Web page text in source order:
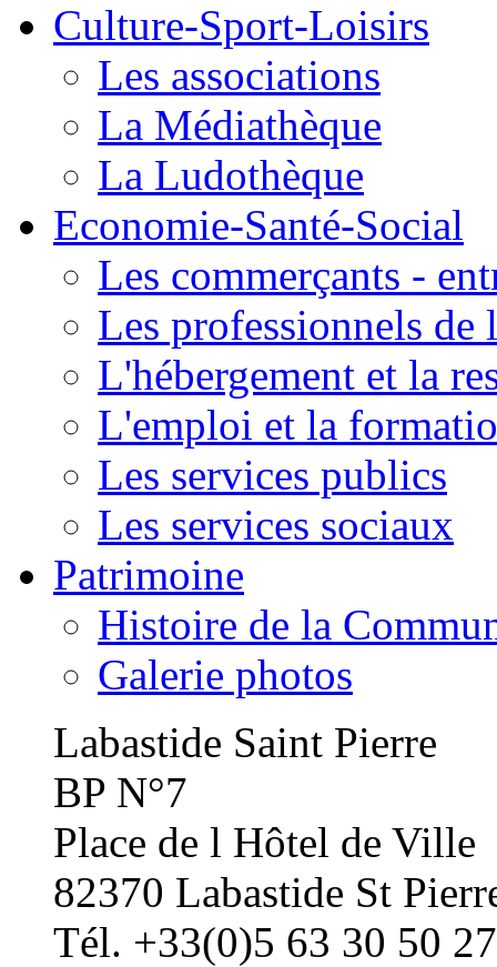
Culture-Sport-Loisirs
Les associations
La Médiathèque
La Ludothèque
Economie-Santé-Social
Les commerçants -
Les professionnels de
L'hébergement et la
L'emploi et la
Les services publics
Les services sociaux
Patrimoine
Histoire de la
Galerie photos
Labastide Saint Pierre
BP N°7
Place de l Hôtel de Ville
82370 Labastide St
Tél. +33(0)5 63 30 50 27